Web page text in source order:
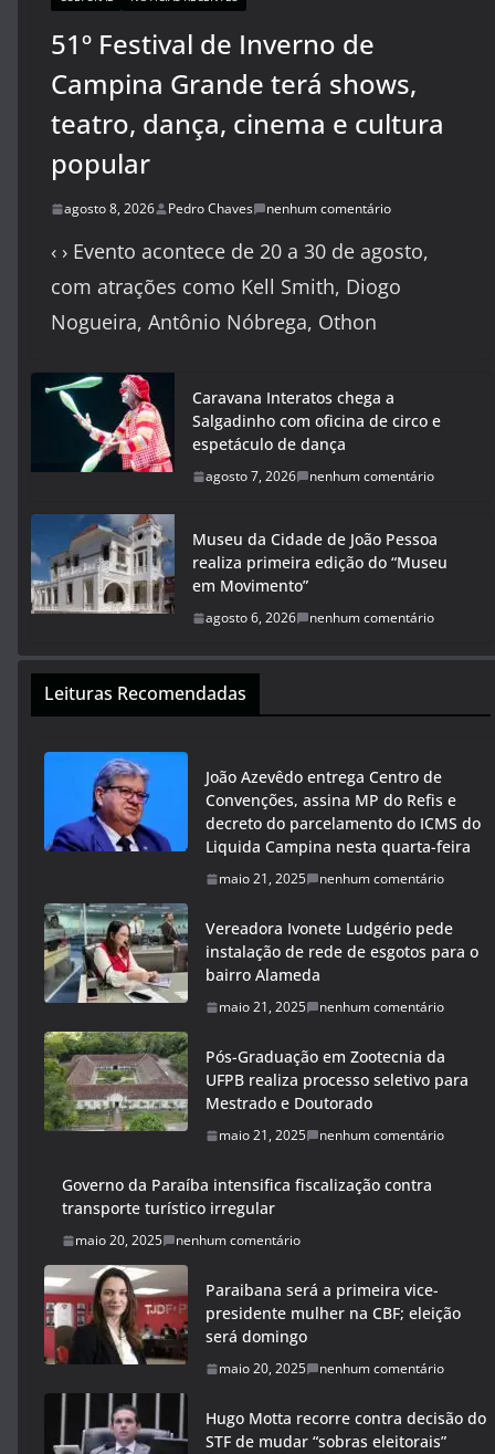
51º Festival de Inverno de
Campina Grande terá shows,
teatro, dança, cinema e cultura
popular
agosto 8, 2026 Pedro Chaves nenhum comentário
‹ › Evento acontece de 20 a 30 de agosto,
com atrações como Kell Smith, Diogo
Nogueira, Antônio Nóbrega, Othon
Caravana Interatos chega a
Salgadinho com oficina de circo e
espetáculo de dança
agosto 7, 2026 nenhum comentário
Museu da Cidade de João Pessoa
realiza primeira edição do “Museu
em Movimento”
agosto 6, 2026 nenhum comentário
Leituras Recomendadas
João Azevêdo entrega Centro de
Convenções, assina MP do Refis e
decreto do parcelamento do ICMS do
Liquida Campina nesta quarta-feira
maio 21, 2025 nenhum comentário
Vereadora Ivonete Ludgério pede
instalação de rede de esgotos para o
bairro Alameda
maio 21, 2025 nenhum comentário
Pós-Graduação em Zootecnia da
UFPB realiza processo seletivo para
Mestrado e Doutorado
maio 21, 2025 nenhum comentário
Governo da Paraíba intensifica fiscalização contra
transporte turístico irregular
maio 20, 2025 nenhum comentário
Paraibana será a primeira vice-
presidente mulher na CBF; eleição
será domingo
maio 20, 2025 nenhum comentário
Hugo Motta recorre contra decisão do
STF de mudar “sobras eleitorais”